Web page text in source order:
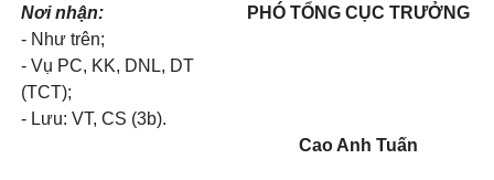
Nơi nhận:
- Như trên;
- Vụ PC, KK, DNL, DT
(TCT);
- Lưu: VT, CS (3b).
PHÓ TỔNG CỤC TRƯỞNG
Cao Anh Tuấn